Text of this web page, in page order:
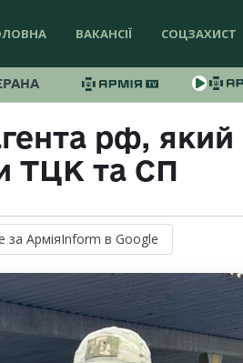
ВАКАНСІЇ СОЦЗАХИСТ
рф, який
ТЦК та СП
за АрміяInform в Google